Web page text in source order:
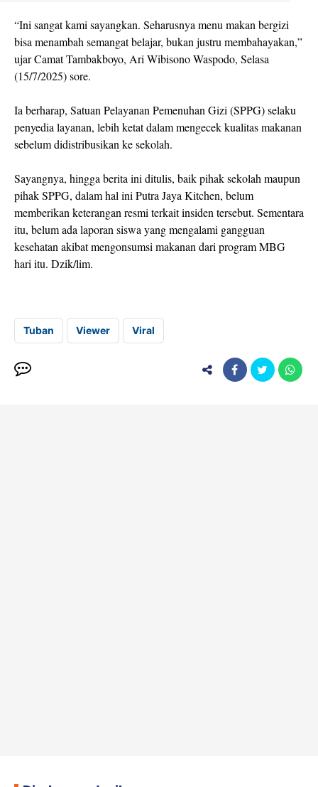
“Ini sangat kami sayangkan. Seharusnya menu makan bergizi
bisa menambah semangat belajar, bukan justru membahayakan,”
ujar Camat Tambakboyo, Ari Wibisono Waspodo, Selasa
(15/7/2025) sore.
Ia berharap, Satuan Pelayanan Pemenuhan Gizi (SPPG) selaku
penyedia layanan, lebih ketat dalam mengecek kualitas makanan
sebelum didistribusikan ke sekolah.
Sayangnya, hingga berita ini ditulis, baik pihak sekolah maupun
pihak SPPG, dalam hal ini Putra Jaya Kitchen, belum
memberikan keterangan resmi terkait insiden tersebut. Sementara
itu, belum ada laporan siswa yang mengalami gangguan
kesehatan akibat mengonsumsi makanan dari program MBG
hari itu. Dzik/lim.
Tuban Viewer Viral